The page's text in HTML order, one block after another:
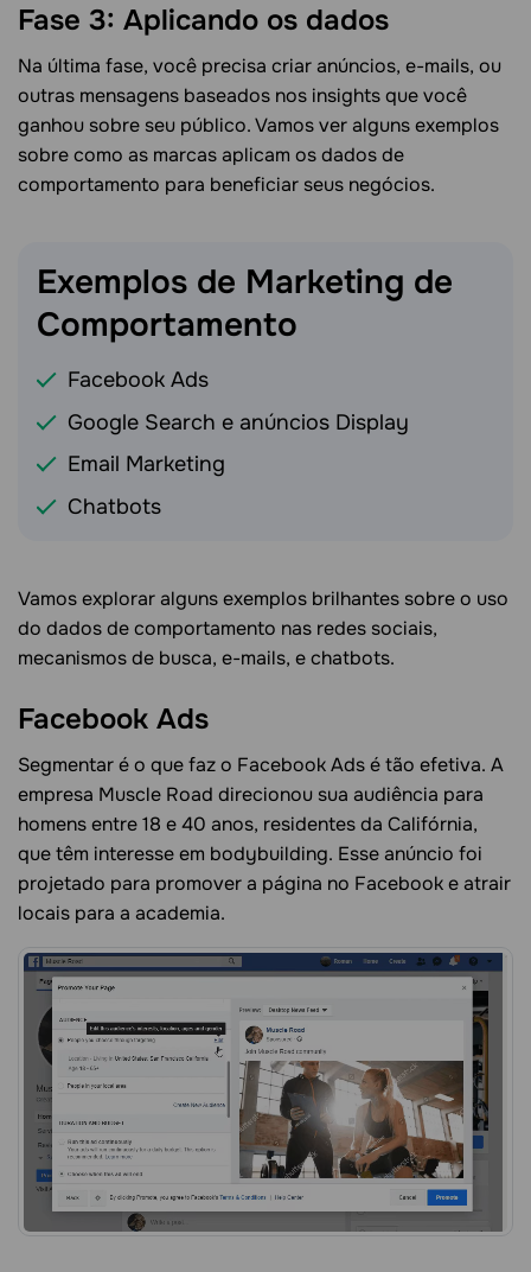
Fase 3: Aplicando os dados
Na última fase, você precisa criar anúncios, e-mails, ou
outras mensagens baseados nos insights que você
ganhou sobre seu público. Vamos ver alguns exemplos
sobre como as marcas aplicam os dados de
comportamento para beneficiar seus negócios.
Exemplos de Marketing de
Comportamento
Facebook Ads
Google Search e anúncios Display
Email Marketing
Chatbots
Vamos explorar alguns exemplos brilhantes sobre o uso
do dados de comportamento nas redes sociais,
mecanismos de busca, e-mails, e chatbots.
Facebook Ads
Segmentar é o que faz o Facebook Ads é tão efetiva. A
empresa Muscle Road direcionou sua audiência para
homens entre 18 e 40 anos, residentes da Califórnia,
que têm interesse em bodybuilding. Esse anúncio foi
projetado para promover a página no Facebook e atrair
locais para a academia.